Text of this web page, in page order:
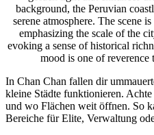
In Chan Chan fallen dir
kleine Städte funktionieren.
und wo Flächen weit öffnen. So
Bereiche für Elite, Verwaltung